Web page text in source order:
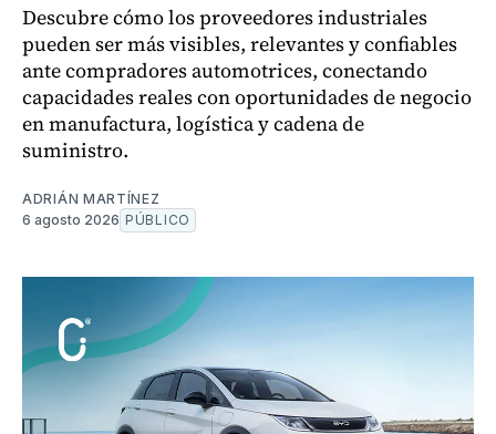
Descubre cómo los proveedores industriales
pueden ser más visibles, relevantes y confiables
ante compradores automotrices, conectando
capacidades reales con oportunidades de negocio
en manufactura, logística y cadena de
suministro.
ADRIÁN MARTÍNEZ
6 agosto 2026 PÚBLICO